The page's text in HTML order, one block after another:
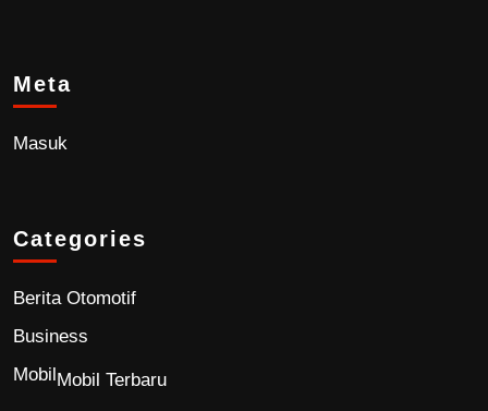
Meta
Masuk
Categories
Berita Otomotif
Business
Mobil Mobil Terbaru